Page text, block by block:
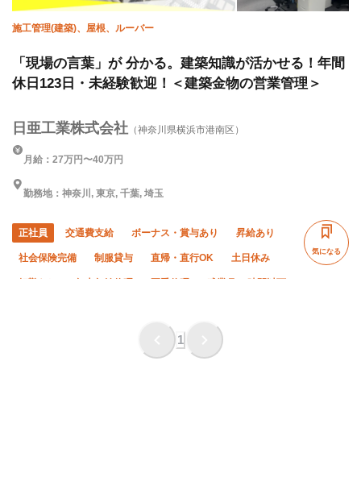
施工管理(建築)、屋根、ルーバー
「現場の言葉」が 分かる。建築知識が活かせる！年間
休日123日・未経験歓迎！＜建築金物の営業管理＞
日亜工業株式会社 （神奈川県横浜市港南区）
月給：27万円〜40万円
勤務地：神奈川, 東京, 千葉, 埼玉
正社員 交通費支給 ボーナス・賞与あり 昇給あり
社会保険完備 制服貸与 直帰・直行OK 土日休み
気になる
1